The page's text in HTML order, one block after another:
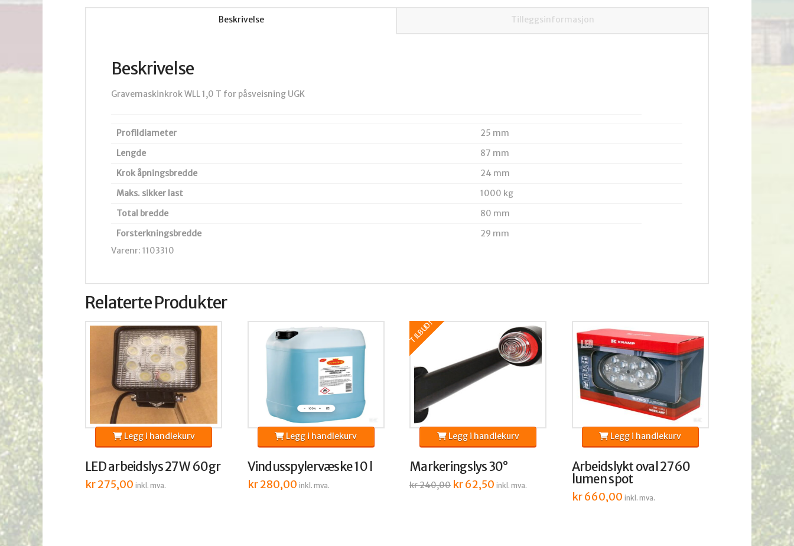
Beskrivelse Tilleggsinformasjon
Beskrivelse
Gravemaskinkrok WLL 1,0 T for påsveisning UGK
Profildiameter
25 mm
Lengde
87 mm
Krok åpningsbredde
24 mm
Maks. sikker last
1000 kg
Total bredde
80 mm
Forsterkningsbredde
29 mm
Varenr: 1103310
Relaterte Produkter
LED arbeidslys 27W 60gr
kr275,00 inkl. mva.
Legg i handlekurv
Vindusspylervæske 10 l
kr280,00 inkl. mva.
Legg i handlekurv
TILBUD!
Markeringslys 30°
kr240,00 Opprinnelig
pris
kr62,50 Nåværende
pris
inkl. mva.
Legg i handlekurv
Arbeidslykt oval 2760
lumen spot
kr660,00 inkl. mva.
Legg i handlekurv